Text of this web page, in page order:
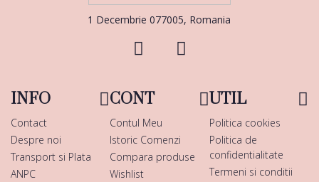
1 Decembrie 077005, Romania
INFO
Contact
Despre noi
Transport si Plata
ANPC
CONT
Contul Meu
Istoric Comenzi
Compara produse
Wishlist
UTIL
Politica cookies
Politica de
confidentialitate
Termeni si conditii